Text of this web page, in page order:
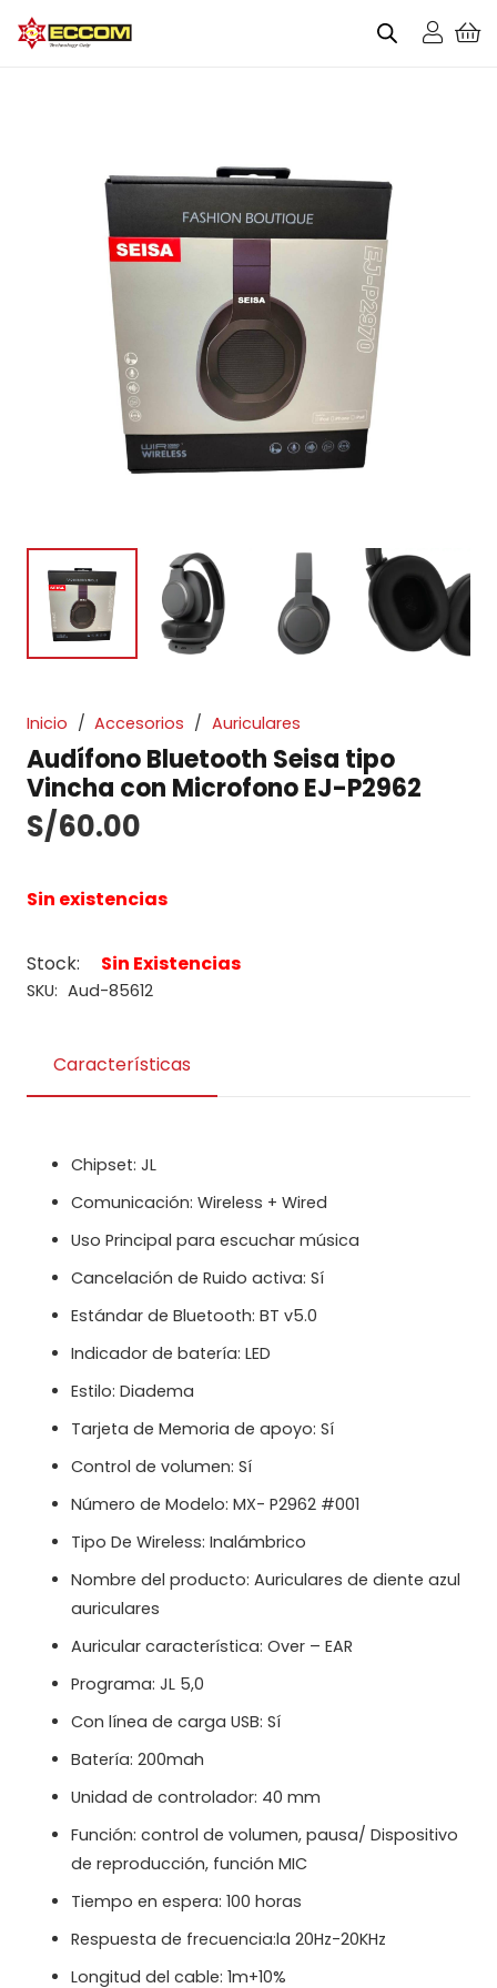
Inicio / Accesorios / Auriculares
Audífono Bluetooth Seisa tipo
Vincha con Microfono EJ-P2962
S/60.00
Sin existencias
Stock: Sin Existencias
SKU: Aud-85612
Características
Chipset: JL
Comunicación: Wireless + Wired
Uso Principal para escuchar música
Cancelación de Ruido activa: Sí
Estándar de Bluetooth: BT v5.0
Indicador de batería: LED
Estilo: Diadema
Tarjeta de Memoria de apoyo: Sí
Control de volumen: Sí
Número de Modelo: MX- P2962 #001
Tipo De Wireless: Inalámbrico
Nombre del producto: Auriculares de diente azul
auriculares
Auricular característica: Over – EAR
Programa: JL 5,0
Con línea de carga USB: Sí
Batería: 200mah
Unidad de controlador: 40 mm
Función: control de volumen, pausa/ Dispositivo
de reproducción, función MIC
Tiempo en espera: 100 horas
Respuesta de frecuencia:la 20Hz-20KHz
Longitud del cable: 1m+10%